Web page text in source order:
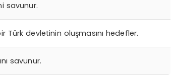
savunur.
Türk devletinin oluşmasını hedefler.
savunur.